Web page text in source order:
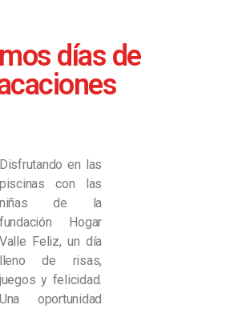
días de
Disfrutando en las
piscinas con las
niñas de la
fundación Hogar
Valle Feliz, un día
lleno de risas,
juegos y felicidad.
Una oportunidad